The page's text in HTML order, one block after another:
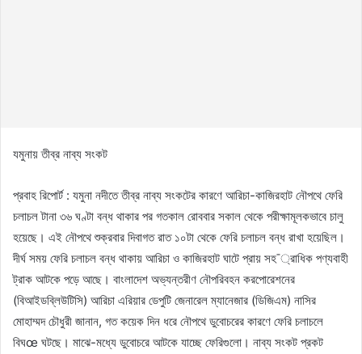
যমুনায় তীব্র নাব্য সংকট
প্রবাহ রিপোর্ট : যমুনা নদীতে তীব্র নাব্য সংকটের কারণে আরিচা-কাজিরহাট নৌপথে ফেরি
চলাচল টানা ৩৬ ঘণ্টা বন্ধ থাকার পর গতকাল রোববার সকাল থেকে পরীক্ষামূলকভাবে চালু
হয়েছে। এই নৌপথে শুক্রবার দিবাগত রাত ১০টা থেকে ফেরি চলাচল বন্ধ রাখা হয়েছিল।
দীর্ঘ সময় ফেরি চলাচল বন্ধ থাকায় আরিচা ও কাজিরহাট ঘাটে প্রায় সহ¯্রাধিক পণ্যবাহী
ট্রাক আটকে পড়ে আছে। বাংলাদেশ অভ্যন্তরীণ নৌপরিবহন করপোরেশনের
(বিআইডব্লিউটিসি) আরিচা এরিয়ার ডেপুটি জেনারেল ম্যানেজার (ডিজিএম) নাসির
মোহাম্মদ চৌধুরী জানান, গত কয়েক দিন ধরে নৌপথে ডুবোচরের কারণে ফেরি চলাচলে
বিঘœ ঘটছে। মাঝে-মধ্যে ডুবোচরে আটকে যাচ্ছে ফেরিগুলো। নাব্য সংকট প্রকট